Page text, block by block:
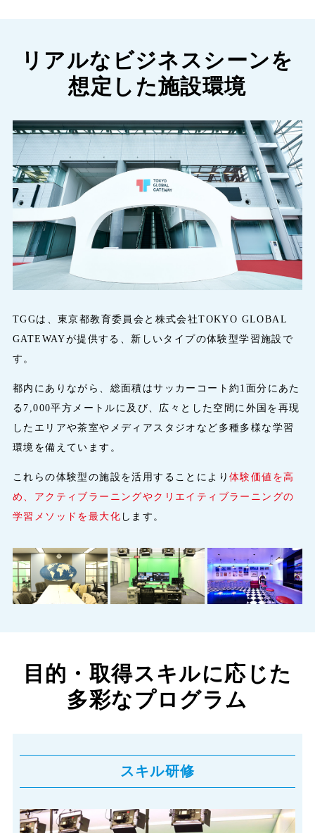
リアルなビジネスシーンを
想定した施設環境
TGGは、東京都教育委員会と株式会社TOKYO GLOBAL
GATEWAYが提供する、新しいタイプの体験型学習施設で
す。
都内にありながら、総面積はサッカーコート約1面分にあた
る7,000平方メートルに及び、広々とした空間に外国を再現
したエリアや茶室やメディアスタジオなど多種多様な学習
環境を備えています。
これらの体験型の施設を活用することにより 体験価値を高
め、アクティブラーニングやクリエイティブラーニングの
学習メソッドを最大化 します。
目的・取得スキルに応じた
多彩なプログラム
スキル研修